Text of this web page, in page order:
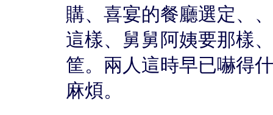
購、喜宴的餐廳選定、
這樣、舅舅阿姨要那樣
筐。兩人這時早已嚇得
麻煩。